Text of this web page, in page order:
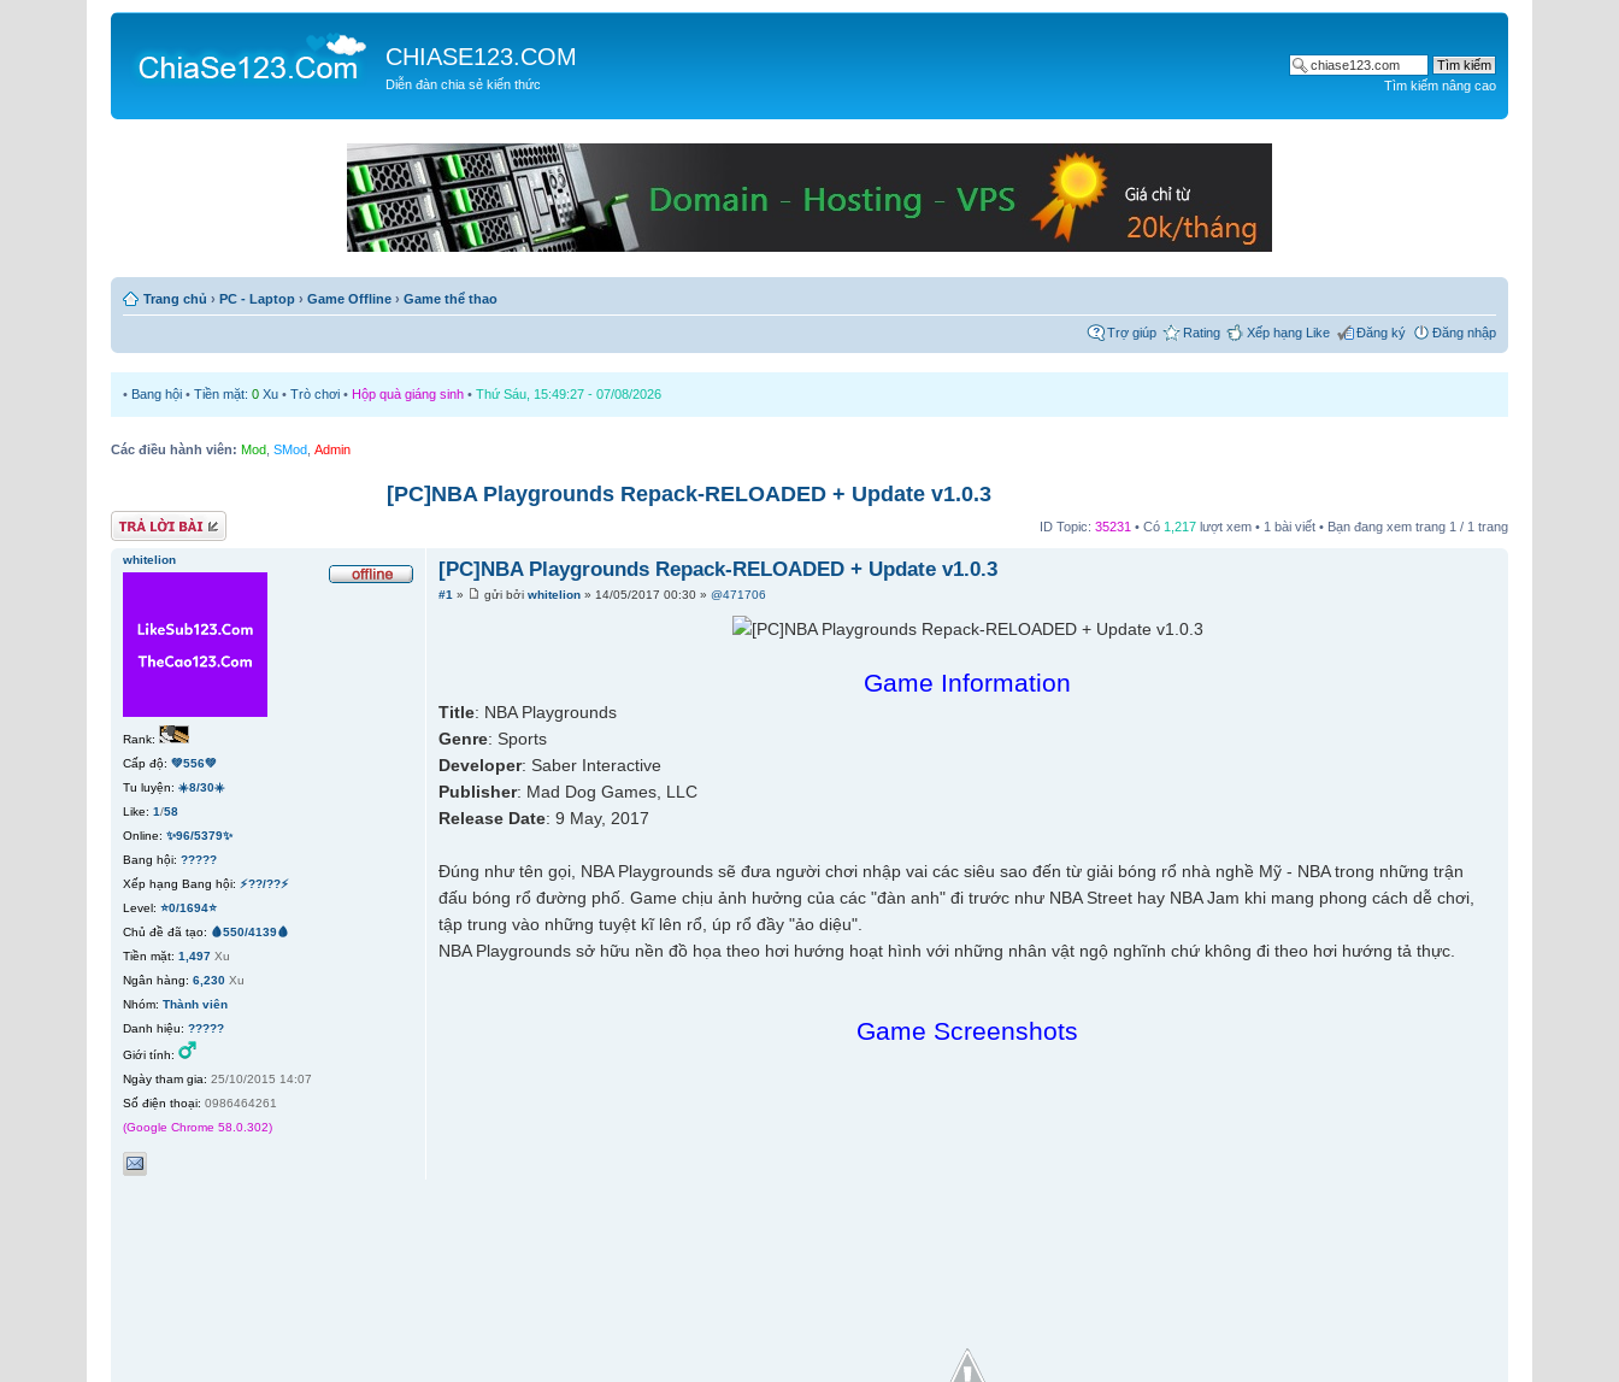
CHIASE123.COM
Diễn đàn chia sẻ kiến thức Tìm kiếm nâng cao
Trang chủ › PC - Laptop › Game Offline › Game thể thao
Trợ giúp Rating Xếp hạng Like Đăng ký Đăng nhập
• Bang hội • Tiền mặt: 0 Xu • Trò chơi • Hộp quà giáng sinh • Thứ Sáu, 15:49:27 - 07/08/2026
Các điều hành viên: Mod SMod Admin
[PC]NBA Playgrounds Repack-RELOADED + Update v1.0.3
Gửi bài trả lời ID Topic: 35231 • Có 1,217 lượt xem • 1 bài viết • Bạn đang xem trang 1 / 1 trang
[PC]NBA Playgrounds Repack-RELOADED + Update v1.0.3
#1 » gửi bởiwhitelion » 14/05/2017 00:30 »@471706
Game Information
Title: NBA Playgrounds
Genre: Sports
Developer: Saber Interactive
Publisher: Mad Dog Games, LLC
Release Date: 9 May, 2017
Đúng như tên gọi, NBA Playgrounds sẽ đưa người chơi nhập vai các siêu sao đến từ giải bóng rổ nhà nghề Mỹ - NBA trong những trận
đấu bóng rổ đường phố. Game chịu ảnh hưởng của các "đàn anh" đi trước như NBA Street hay NBA Jam khi mang phong cách dễ chơi,
tập trung vào những tuyệt kĩ lên rổ, úp rổ đầy "ảo diệu".
NBA Playgrounds sở hữu nền đồ họa theo hơi hướng hoạt hình với những nhân vật ngộ nghĩnh chứ không đi theo hơi hướng tả thực.
Game Screenshots
whitelion
Rank:
Cấp độ: 💚556💚
Tu luyện: ☀️8/30☀️
Like: 1/58
Online: ✨96/5379✨
Bang hội: ?????
Xếp hạng Bang hội: ⚡??/??⚡
Level: ⭐0/1694⭐
Chủ đề đã tạo: 🩸550/4139🩸
Tiền mặt: 1,497 Xu
Ngân hàng: 6,230 Xu
Nhóm: Thành viên
Danh hiệu: ?????
Giới tính:
Ngày tham gia: 25/10/2015 14:07
Số điện thoại: 0986464261
(Google Chrome 58.0.302)